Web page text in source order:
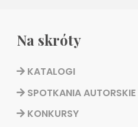
Na skróty
KATALOGI
SPOTKANIA AUTORSKIE
KONKURSY